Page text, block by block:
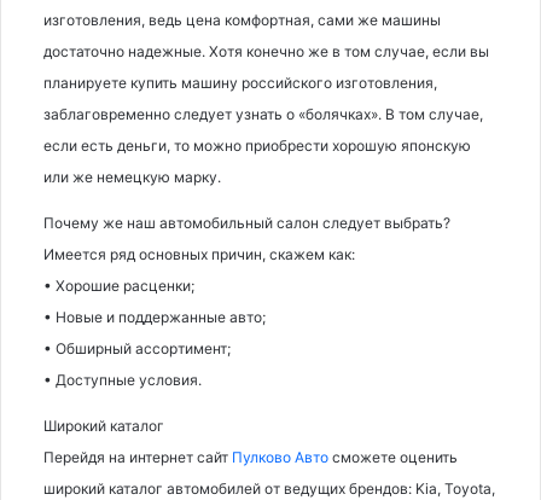
изготовления, ведь цена комфортная, сами же машины
достаточно надежные. Хотя конечно же в том случае, если вы
планируете купить машину российского изготовления,
заблаговременно следует узнать о «болячках». В том случае,
если есть деньги, то можно приобрести хорошую японскую
или же немецкую марку.
Почему же наш автомобильный салон следует выбрать?
Имеется ряд основных причин, скажем как:
• Хорошие расценки;
• Новые и поддержанные авто;
• Обширный ассортимент;
• Доступные условия.
Широкий каталог
Перейдя на интернет сайт Пулково Авто сможете оценить
широкий каталог автомобилей от ведущих брендов: Kia, Toyota,